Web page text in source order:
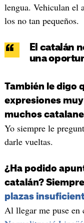
lengua. Vehiculan el
los no tan pequeños.
El catalán
una
También le digo
expresiones
muchos
Yo siempre le
darle vueltas.
¿Ha podido
catalán?
plazas
Al llegar me puse en